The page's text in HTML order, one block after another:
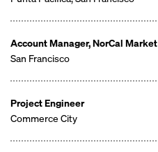
Account Manager, NorCal Market
San Francisco
Project Engineer
Commerce City